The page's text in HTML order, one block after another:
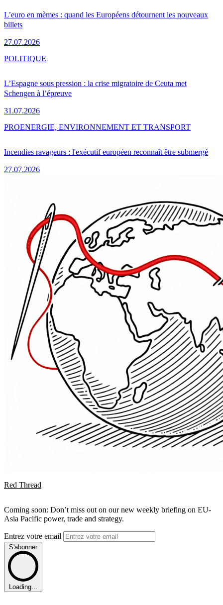
L’euro en mèmes : quand les Européens détournent les nouveaux
billets
27.07.2026
L’Espagne sous pression : la crise migratoire de Ceuta met
Schengen à l’épreuve
31.07.2026
POLITIQUE
Incendies ravageurs : l'exécutif européen reconnaît être submergé
27.07.2026
PROENERGIE, ENVIRONNEMENT ET TRANSPORT
Red Thread
Coming soon: Don’t miss out on our new weekly briefing on EU-
Asia Pacific power, trade and strategy.
Entrez votre email
S'abonner
Loading...